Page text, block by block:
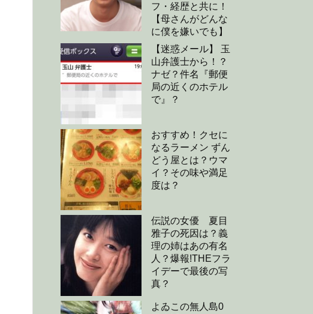
フ・経歴と共に！
【母さんがどんな
に僕を嫌いでも】
【迷惑メール】 玉
山弁護士から！？
ナゼ？件名『郵便
局の近くのホテル
で』？
おすすめ！クセに
なるラーメン ずん
どう屋とは？ウマ
イ？その味や満足
度は？
伝説の女優 夏目
雅子の死因は？義
理の姉はあの有名
人？爆報!THEフラ
イデーで最後の写
真？
よゐこの無人島0